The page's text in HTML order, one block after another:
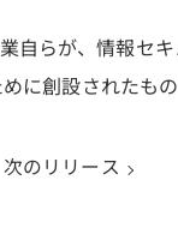
自らが、情報セ
に創設されたもの
次のリリース